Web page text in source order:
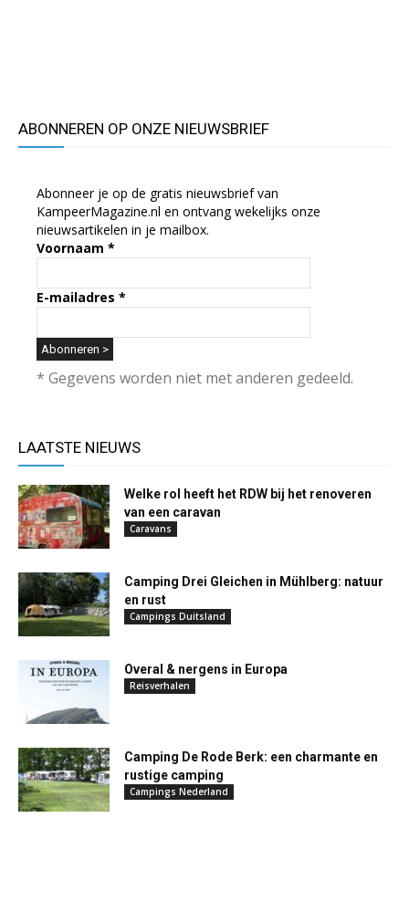
ABONNEREN OP ONZE NIEUWSBRIEF
Abonneer je op de gratis nieuwsbrief van
KampeerMagazine.nl en ontvang wekelijks onze
nieuwsartikelen in je mailbox.
Voornaam *
E-mailadres *
* Gegevens worden niet met anderen gedeeld.
LAATSTE NIEUWS
Welke rol heeft het RDW bij het renoveren
van een caravan
Caravans
Camping Drei Gleichen in Mühlberg: natuur
en rust
Campings Duitsland
Overal & nergens in Europa
Reisverhalen
Camping De Rode Berk: een charmante en
rustige camping
Campings Nederland